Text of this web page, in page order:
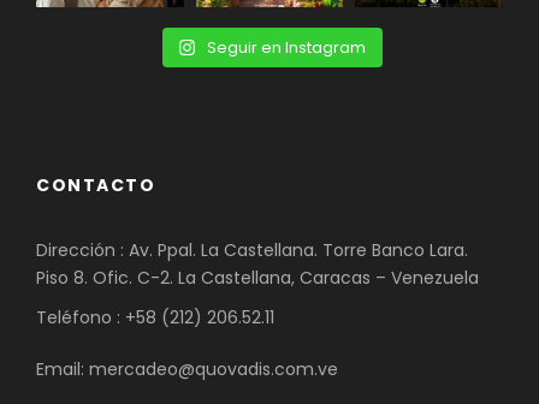
Seguir en Instagram
CONTACTO
Dirección : Av. Ppal. La Castellana. Torre Banco Lara.
Piso 8. Ofic. C-2. La Castellana, Caracas – Venezuela
Teléfono : +58 (212) 206.52.11
Email: mercadeo@quovadis.com.ve